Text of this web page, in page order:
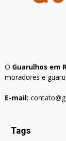
O Guarulhos em
moradores e
E-mail:
Tags